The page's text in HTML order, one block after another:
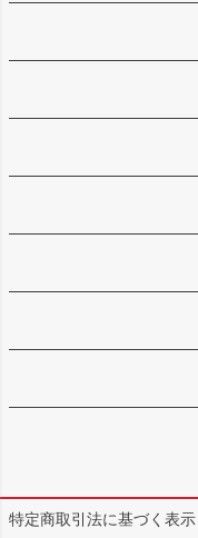
特定商取引法に基づく表示